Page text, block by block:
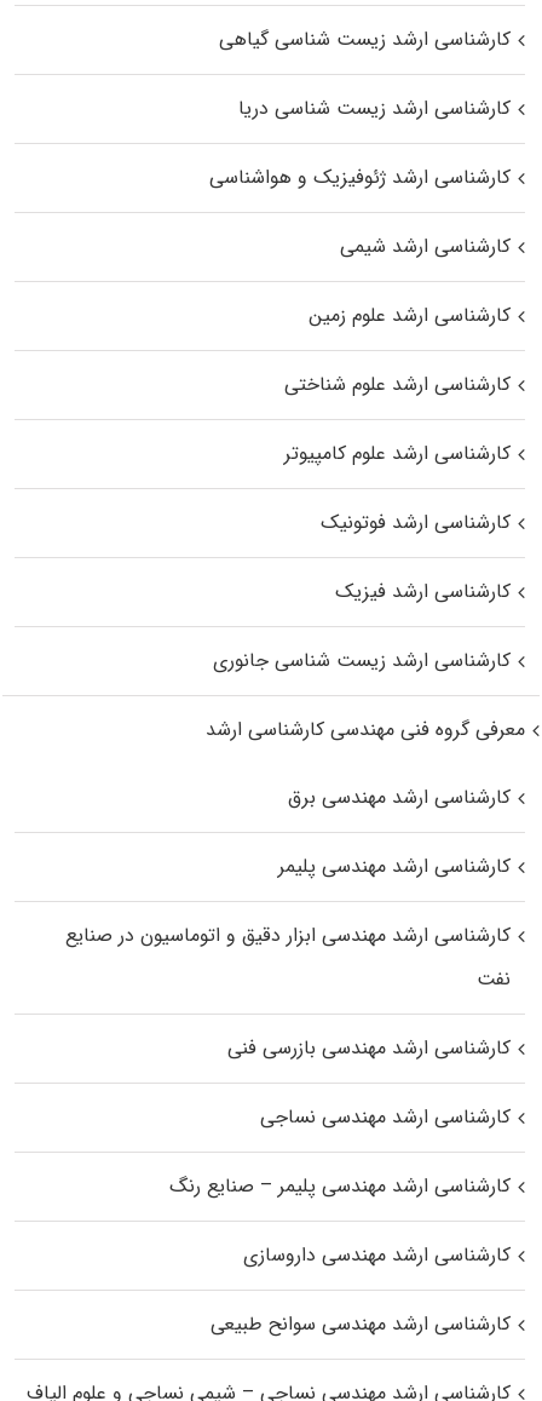
کارشناسی ارشد زیست‌ شناسی گیاهی
کارشناسی ارشد زیست‌ شناسی دریا
کارشناسی ارشد ژئوفیزیک و هواشناسی
کارشناسی ارشد شیمی
کارشناسی ارشد علوم زمین
کارشناسی ارشد علوم شناختی
کارشناسی ارشد علوم کامپیوتر
کارشناسی ارشد فوتونیک
کارشناسی ارشد فیزیک
کارشناسی ارشد زیست‌ شناسی جانوری
معرفی گروه فنی مهندسی کارشناسی ارشد
کارشناسی ارشد مهندسی برق
کارشناسی ارشد مهندسی پلیمر
کارشناسی ارشد مهندسی ابزار دقیق و اتوماسیون در صنایع
نفت
کارشناسی ارشد مهندسی بازرسی فنی
کارشناسی ارشد مهندسی نساجی
کارشناسی ارشد مهندسی پلیمر – صنایع رنگ
کارشناسی ارشد مهندسی داروسازی
کارشناسی ارشد مهندسی سوانح طبیعی
کارشناسی ارشد مهندسی نساجی – شیمی نساجی و علوم الیاف